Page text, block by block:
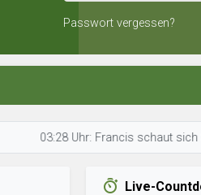
Passwort vergessen?
03:28 Uhr: Francis schaut sich
Live-